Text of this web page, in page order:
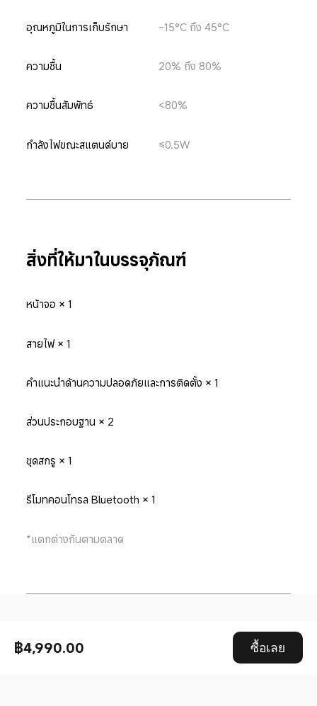
฿4,990.00 ซื้อเลย
อุณหภูมิในการเก็บรักษา -15°C ถึง 45°C
ความชื้น 20% ถึง 80%
ความชื้นสัมพัทธ์ <80%
กำลังไฟขณะสแตนด์บาย ≤0.5W
สิ่งที่ให้มาในบรรจุภัณฑ์
หน้าจอ × 1
สายไฟ × 1
คำแนะนำด้านความปลอดภัยและการติดตั้ง × 1
ส่วนประกอบฐาน × 2
ชุดสกรู × 1
รีโมทคอนโทรล Bluetooth × 1
*แตกต่างกันตามตลาด